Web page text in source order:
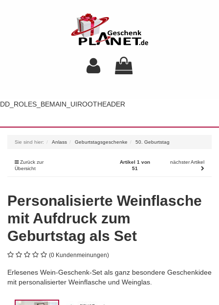
DD_ROLES_BEMAIN_UIROOTHEADER
Sie sind hier: Anlass Geburtstagsgeschenke 50. Geburtstag
Zurück zur
Übersicht
Artikel 1 von
51
nächster Artikel
Personalisierte Weinflasche
mit Aufdruck zum
Geburtstag als Set
(0 Kundenmeinungen)
Erlesenes Wein-Geschenk-Set als ganz besondere Geschenkidee
mit personalisierter Weinflasche und Weinglas.